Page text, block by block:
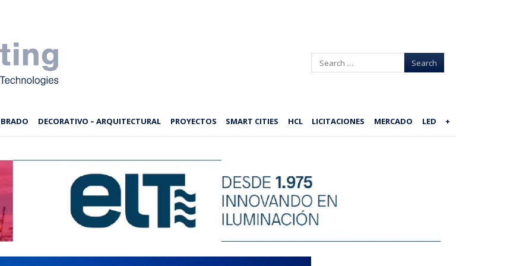
Search
DECORATIVO – ARQUITECTURAL PROYECTOS SMART CITIES HCL LICITACIONES MERCADO LED +